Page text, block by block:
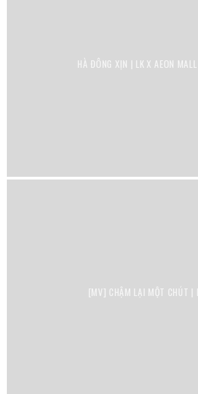
HÀ ĐÔNG XỊN | LK X AEON
[MV] CHẬM LẠI MỘT CHÚT |